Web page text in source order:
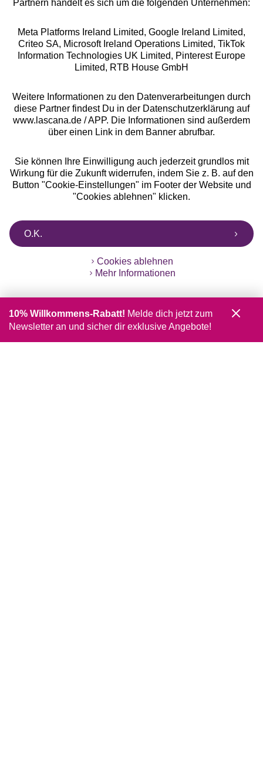
Alle Preise inkl. MwSt., zzgl.
Versandkosten
** Bonität vorausgesetzt, berechtigt zur Bonitätsprüfung
Partnern handelt es sich um die folgenden Unternehmen:
Meta Platforms Ireland Limited, Google Ireland Limited,
Criteo SA, Microsoft Ireland Operations Limited, TikTok
Information Technologies UK Limited, Pinterest Europe
Limited, RTB House GmbH
Weitere Informationen zu den Datenverarbeitungen durch
diese Partner findest Du in der Datenschutzerklärung auf
www.lascana.de / APP. Die Informationen sind außerdem
über einen Link in dem Banner abrufbar.
Sie können Ihre Einwilligung auch jederzeit grundlos mit
Wirkung für die Zukunft widerrufen, indem Sie z. B. auf den
Button "Cookie-Einstellungen" im Footer der Website und
"Cookies ablehnen" klicken.
O.K.
Cookies ablehnen
Mehr Informationen
10% Willkommens-Rabatt! Melde dich jetzt zum
Newsletter an und sicher dir exklusive Angebote!